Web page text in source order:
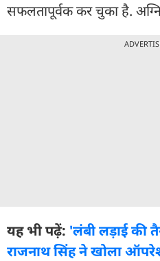
सफलतापूर्वक कर चुका है.
यह भी पढ़ें: 'लंबी लड़ाई की
राजनाथ सिंह ने खोला